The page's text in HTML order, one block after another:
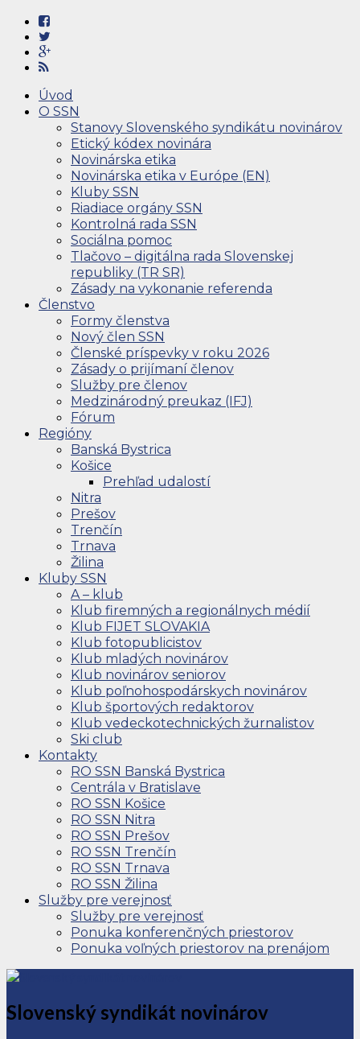
Úvod
O SSN
Stanovy Slovenského syndikátu novinárov
Etický kódex novinára
Novinárska etika
Novinárska etika v Európe (EN)
Kluby SSN
Riadiace orgány SSN
Kontrolná rada SSN
Sociálna pomoc
Tlačovo – digitálna rada Slovenskej
republiky (TR SR)
Zásady na vykonanie referenda
Členstvo
Formy členstva
Nový člen SSN
Členské príspevky v roku 2026
Zásady o prijímaní členov
Služby pre členov
Medzinárodný preukaz (IFJ)
Fórum
Regióny
Banská Bystrica
Košice
Prehľad udalostí
Nitra
Prešov
Trenčín
Trnava
Žilina
Kluby SSN
A – klub
Klub firemných a regionálnych médií
Klub FIJET SLOVAKIA
Klub fotopublicistov
Klub mladých novinárov
Klub novinárov seniorov
Klub poľnohospodárskych novinárov
Klub športových redaktorov
Klub vedeckotechnických žurnalistov
Ski club
Kontakty
RO SSN Banská Bystrica
Centrála v Bratislave
RO SSN Košice
RO SSN Nitra
RO SSN Prešov
RO SSN Trenčín
RO SSN Trnava
RO SSN Žilina
Služby pre verejnosť
Služby pre verejnosť
Ponuka konferenčných priestorov
Ponuka voľných priestorov na prenájom
Slovenský syndikát novinárov